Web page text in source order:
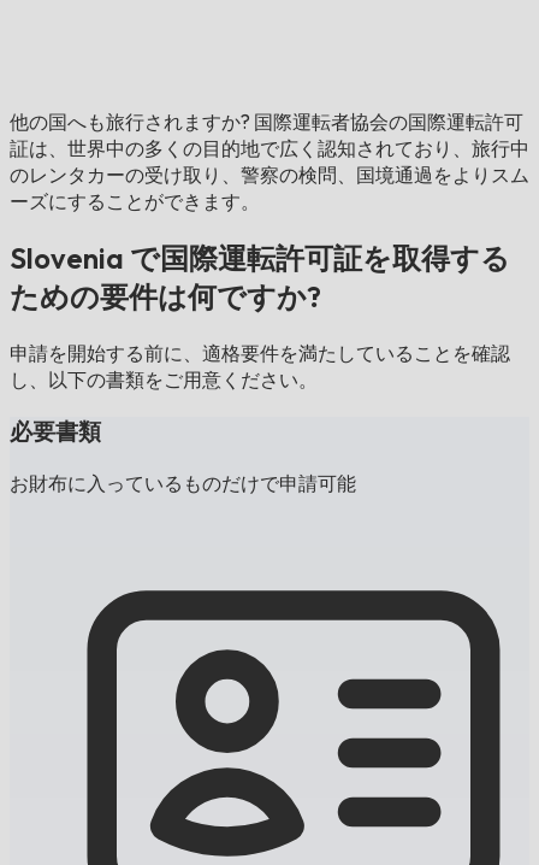
他の国へも旅行されますか? 国際運転者協会の国際運転許可
証は、世界中の多くの目的地で広く認知されており、旅行中
のレンタカーの受け取り、警察の検問、国境通過をよりスム
ーズにすることができます。
Slovenia で国際運転許可証を取得する
ための要件は何ですか?
申請を開始する前に、適格要件を満たしていることを確認
し、以下の書類をご用意ください。
必要書類
お財布に入っているものだけで申請可能